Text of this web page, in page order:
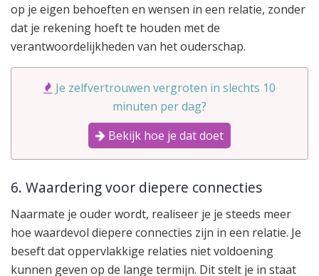
op je eigen behoeften en wensen in een relatie, zonder
dat je rekening hoeft te houden met de
verantwoordelijkheden van het ouderschap.
Je zelfvertrouwen vergroten in slechts 10
minuten per dag?
Bekijk hoe je dat doet
6. Waardering voor diepere connecties
Naarmate je ouder wordt, realiseer je je steeds meer
hoe waardevol diepere connecties zijn in een relatie. Je
beseft dat oppervlakkige relaties niet voldoening
kunnen geven op de lange termijn. Dit stelt je in staat